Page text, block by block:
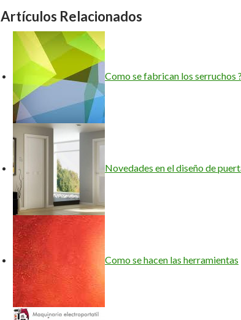
Artículos Relacionados
Como se fabrican los serruchos ?
Novedades en el diseño de
Como se hacen las herramientas